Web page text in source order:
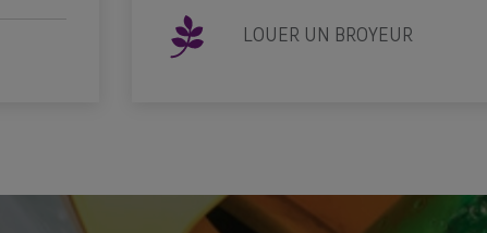
LOUER UN BROYEUR